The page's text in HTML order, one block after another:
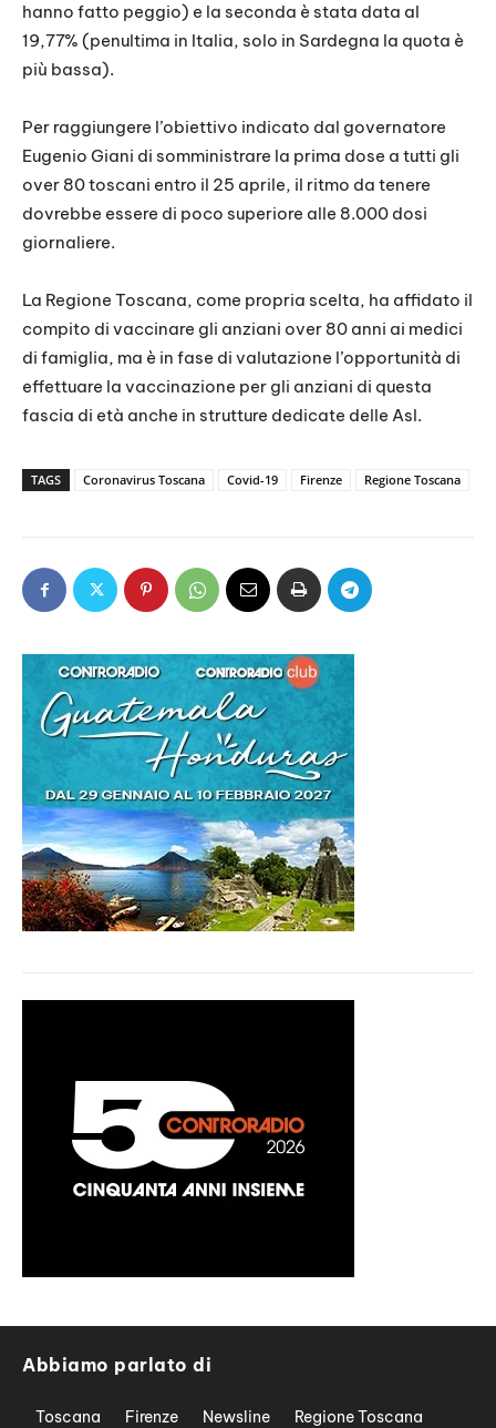
hanno fatto peggio) e la seconda è stata data al
19,77% (penultima in Italia, solo in Sardegna la quota è
più bassa).
Per raggiungere l’obiettivo indicato dal governatore
Eugenio Giani di somministrare la prima dose a tutti gli
over 80 toscani entro il 25 aprile, il ritmo da tenere
dovrebbe essere di poco superiore alle 8.000 dosi
giornaliere.
La Regione Toscana, come propria scelta, ha affidato il
compito di vaccinare gli anziani over 80 anni ai medici
di famiglia, ma è in fase di valutazione l’opportunità di
effettuare la vaccinazione per gli anziani di questa
fascia di età anche in strutture dedicate delle Asl.
TAGS Coronavirus Toscana Covid-19 Firenze Regione Toscana
Abbiamo parlato di
Toscana Firenze Newsline
Regione Toscana